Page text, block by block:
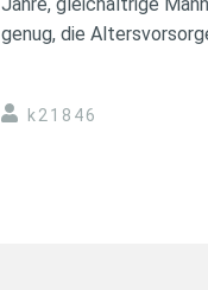
genug, die
k21846